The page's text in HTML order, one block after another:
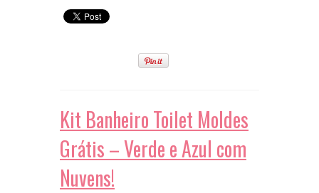
Kit Banheiro Toilet Moldes
Grátis – Verde e Azul com
Nuvens!